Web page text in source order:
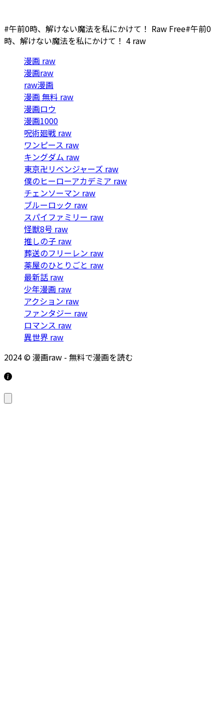
#午前0時、解けない魔法を私にかけて！ Raw Free#午前0
時、解けない魔法を私にかけて！ 4 raw
漫画 raw
漫画raw
raw漫画
漫画 無料 raw
漫画ロウ
漫画1000
呪術廻戦 raw
ワンピース raw
キングダム raw
東京卍リベンジャーズ raw
僕のヒーローアカデミア raw
チェンソーマン raw
ブルーロック raw
スパイファミリー raw
怪獣8号 raw
推しの子 raw
葬送のフリーレン raw
薬屋のひとりごと raw
最新話 raw
少年漫画 raw
アクション raw
ファンタジー raw
ロマンス raw
異世界 raw
2024 © 漫画raw - 無料で漫画を読む